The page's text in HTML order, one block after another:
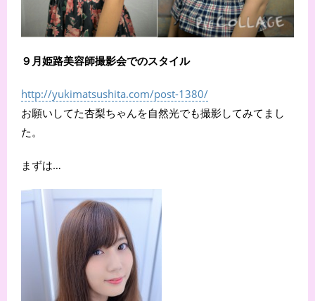
９月姫路美容師撮影会でのスタイル
http://yukimatsushita.com/post-1380/
お願いしてた杏梨ちゃんを自然光でも撮影してみてまし
た。
まずは…